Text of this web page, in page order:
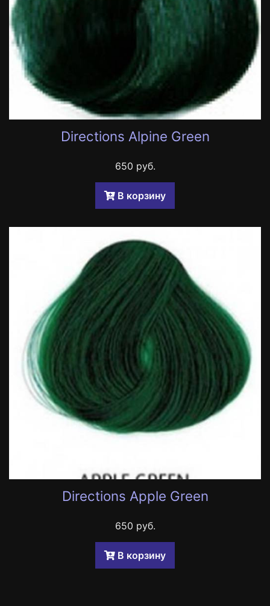
Directions Alpine Green
650 руб.
B корзину
Directions Apple Green
650 руб.
B корзину